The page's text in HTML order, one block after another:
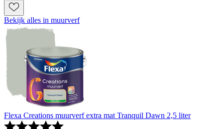
Bekijk alles in muurverf
Flexa Creations muurverf extra mat Tranquil Dawn 2,5 liter